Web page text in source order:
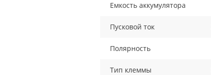
Емкость аккумулятора
Пусковой ток
Полярность
Тип клеммы